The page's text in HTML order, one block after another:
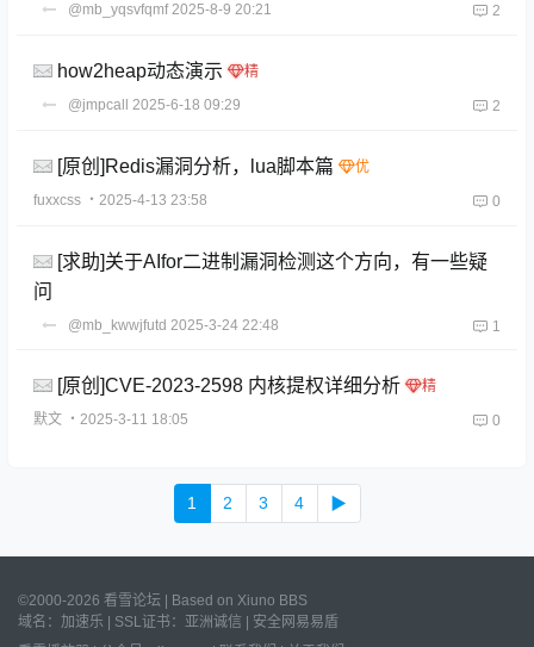
@mb_yqsvfqmf 2025-8-9 20:21 2
how2heap动态演示
@jmpcall 2025-6-18 09:29 2
[原创]Redis漏洞分析，lua脚本篇
fuxxcss ・2025-4-13 23:58 0
[求助]关于AIfor二进制漏洞检测这个方向，有一些疑
问
@mb_kwwjfutd 2025-3-24 22:48 1
[原创]CVE-2023-2598 内核提权详细分析
默文 ・2025-3-11 18:05 0
1 2 3 4 ▶
©2000-2026 看雪论坛 | Based on Xiuno BBS
域名： 加速乐 | SSL证书： 亚洲诚信 | 安全网易易盾